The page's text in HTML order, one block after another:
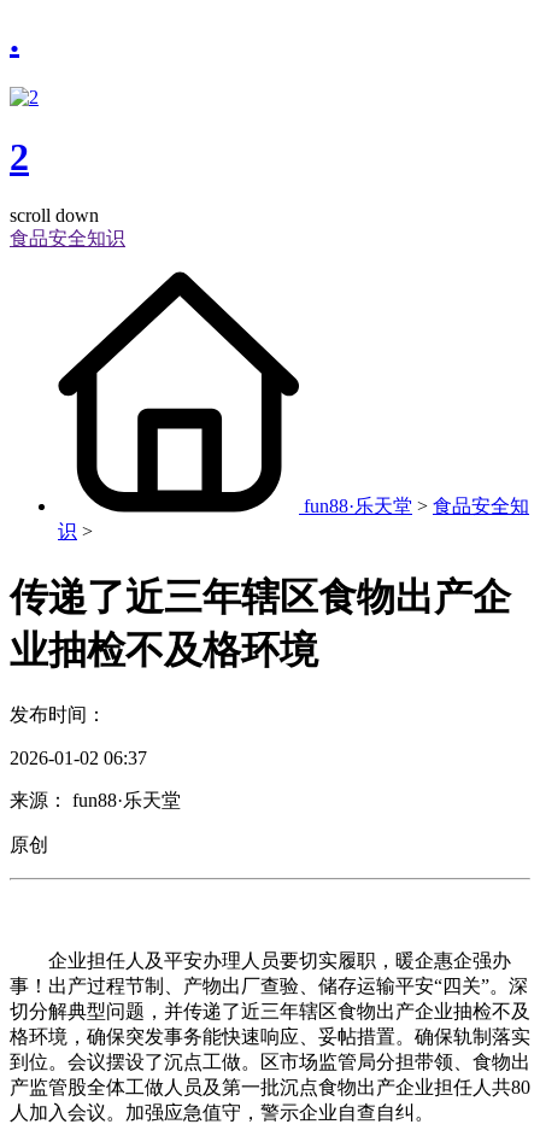
.
2
scroll down
食品安全知识
fun88·乐天堂 > 食品安全知
识 >
传递了近三年辖区食物出产企
业抽检不及格环境
发布时间：
2026-01-02 06:37
来源： fun88·乐天堂
原创
企业担任人及平安办理人员要切实履职，暖企惠企强办
事！出产过程节制、产物出厂查验、储存运输平安“四关”。深
切分解典型问题，并传递了近三年辖区食物出产企业抽检不及
格环境，确保突发事务能快速响应、妥帖措置。确保轨制落实
到位。会议摆设了沉点工做。区市场监管局分担带领、食物出
产监管股全体工做人员及第一批沉点食物出产企业担任人共80
人加入会议。加强应急值守，警示企业自查自纠。